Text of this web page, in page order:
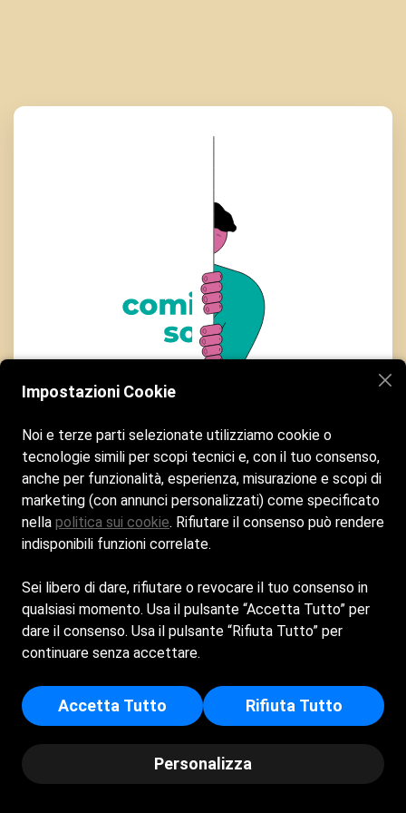
Il nostro sito è ancora in
disponibile!
Tornate a trovarci per vedere la versione finale
Impostazioni Cookie
Noi e terze parti selezionate utilizziamo cookie o
tecnologie simili per scopi tecnici e, con il tuo consenso,
anche per funzionalità, esperienza, misurazione e scopi di
marketing (con annunci personalizzati) come specificato
nella politica sui cookie. Rifiutare il consenso può rendere
indisponibili funzioni correlate.
Sei libero di dare, rifiutare o revocare il tuo consenso in
qualsiasi momento. Usa il pulsante “Accetta Tutto” per
dare il consenso. Usa il pulsante “Rifiuta Tutto” per
continuare senza accettare.
Accetta Tutto Rifiuta Tutto
Personalizza